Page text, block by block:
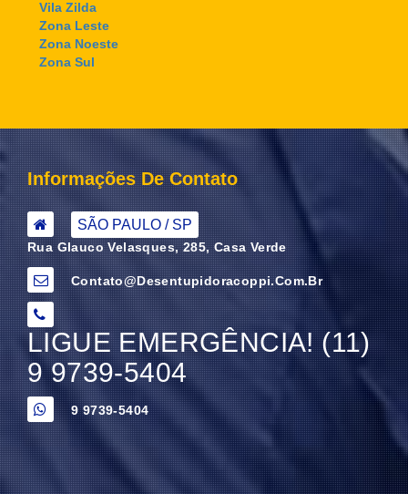
Vila Zilda
Zona Leste
Zona Noeste
Zona Sul
Informações De Contato
SÃO PAULO / SP
Rua Glauco Velasques, 285, Casa Verde
Contato@desentupidoracoppi.com.br
LIGUE EMERGÊNCIA! (11)
9 9739-5404
9 9739-5404